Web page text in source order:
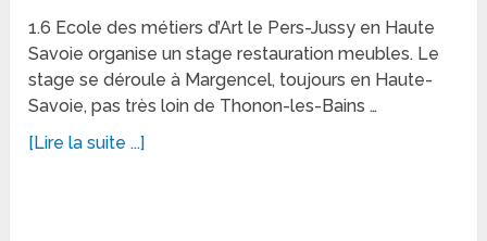
1.6 Ecole des métiers d’Art le Pers-Jussy en Haute
Savoie organise un stage restauration meubles. Le
stage se déroule à Margencel, toujours en Haute-
Savoie, pas très loin de Thonon-les-Bains …
[Lire la suite ...]